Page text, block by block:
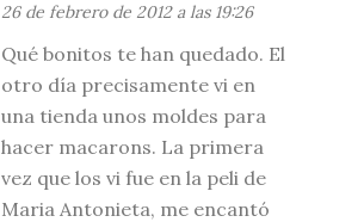
26 de febrero de 2012 a las 19:26
Qué bonitos te han quedado. El
otro día precisamente vi en
una tienda unos moldes para
hacer macarons. La primera
vez que los vi fue en la peli de
Maria Antonieta, me encantó